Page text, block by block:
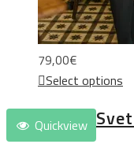
79,00€
Select options
Quickview